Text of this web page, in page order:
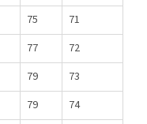
75
71
77
72
79
73
79
74